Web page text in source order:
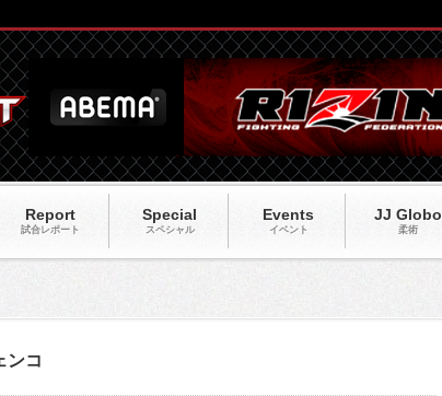
Report
試合レポート
Special
スペシャル
Events
イベント
JJ Globo
柔術
ンコ